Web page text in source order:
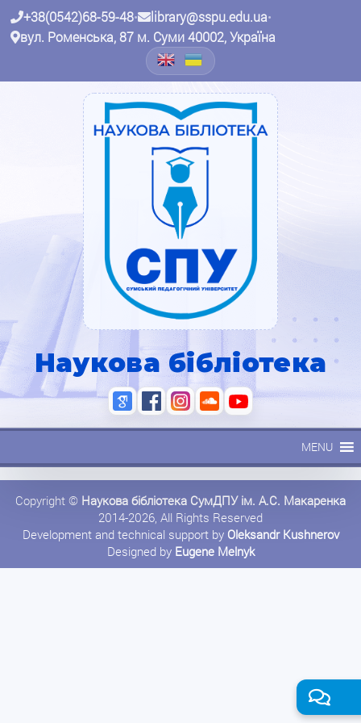
+38(0542)68-59-48• library@sspu.edu.ua•
вул. Роменська, 87 м. Суми 40002, Україна
Наукова бібліотека
MENU
Copyright © Наукова бібліотека СумДПУ ім. А.С. Макаренка
2014-2026, All Rights Reserved
Development and technical support by Oleksandr Kushnerov
Designed by Eugene Melnyk